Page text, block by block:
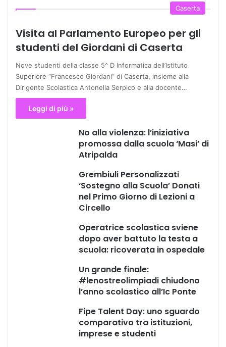
precedente
Caserta
Visita al Parlamento Europeo per gli
studenti del Giordani di Caserta
Nove studenti della classe 5^ D Informatica dell’Istituto
Superiore “Francesco Giordani” di Caserta, insieme alla
Dirigente Scolastica Antonella Serpico e alla docente…
Leggi di più »
No alla violenza: l’iniziativa
promossa dalla scuola ‘Masi’ di
Atripalda
Grembiuli Personalizzati
‘Sostegno alla Scuola’ Donati
nel Primo Giorno di Lezioni a
Circello
Operatrice scolastica sviene
dopo aver battuto la testa a
scuola: ricoverata in ospedale
Un grande finale:
#lenostreolimpiadi chiudono
l’anno scolastico all’Ic Ponte
Fipe Talent Day: uno sguardo
comparativo tra istituzioni,
imprese e studenti